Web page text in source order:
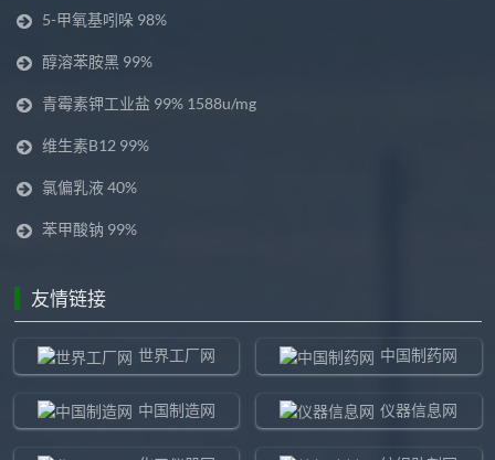
5-甲氧基吲哚 98%
醇溶苯胺黑 99%
青霉素钾工业盐 99% 1588u/mg
维生素B12 99%
氯偏乳液 40%
苯甲酸钠 99%
友情链接
世界工厂网 中国制药网
中国制造网 仪器信息网